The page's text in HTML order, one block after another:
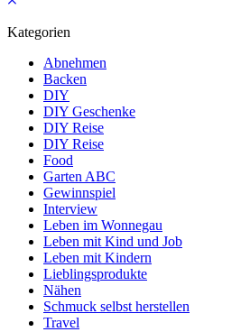
Kategorien
Abnehmen
Backen
DIY
DIY Geschenke
DIY Reise
DIY Reise
Food
Garten ABC
Gewinnspiel
Interview
Leben im Wonnegau
Leben mit Kind und Job
Leben mit Kindern
Lieblingsprodukte
Nähen
Schmuck selbst herstellen
Travel